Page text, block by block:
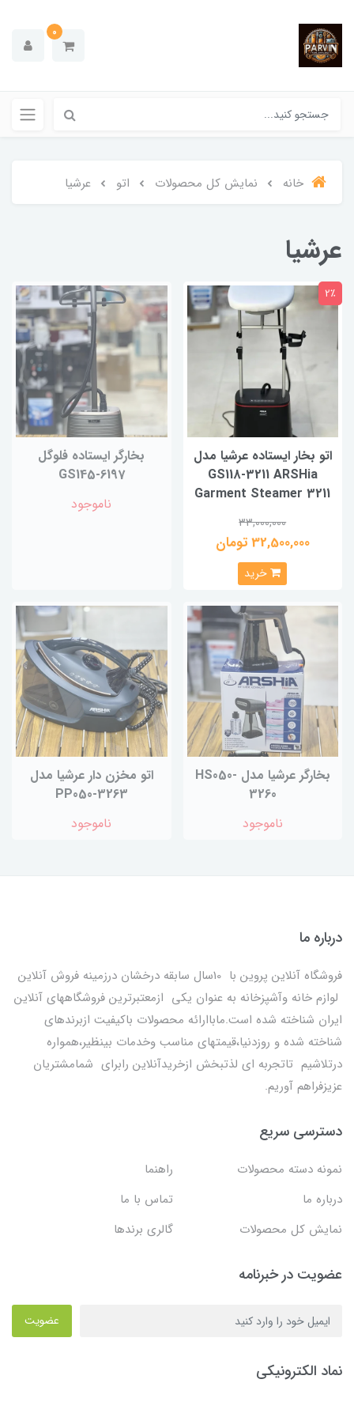
0
خانه نمایش کل محصولات اتو عرشیا
عرشیا
اتو بخار ایستاده عرشیا مدل
GS118-3211 ARSHia
Garment Steamer 3211
33,000,000
32,500,000 تومان
2٪
خرید
بخارگر ایستاده فلوگل
GS145-6197
ناموجود
بخارگر عرشیا مدل HS050-
3260
ناموجود
اتو مخزن دار عرشیا مدل
PP050-3263
ناموجود
درباره ما
فروشگاه آنلاین پروین با 10سال سابقه درخشان درزمینه فروش آنلاین
لوازم خانه وآشپزخانه به عنوان یکی ازمعتبرترین فروشگاههای آنلاین
ایران شناخته شده است.ماباارائه محصولات باکیفیت ازبرندهای
شناخته شده و روزدنیا،قیمتهای مناسب وخدمات بینظیر،همواره
درتلاشیم تاتجربه ای لذتبخش ازخریدآنلاین رابرای شمامشتریان
عزیزفراهم آوریم.
دسترسی سریع
نمونه دسته محصولات
راهنما
درباره ما
تماس با ما
نمایش کل محصولات
گالری برندها
عضویت در خبرنامه
عضویت
نماد الکترونیکی